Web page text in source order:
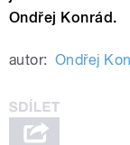
Ondřej Konrád.
autor: Ondřej